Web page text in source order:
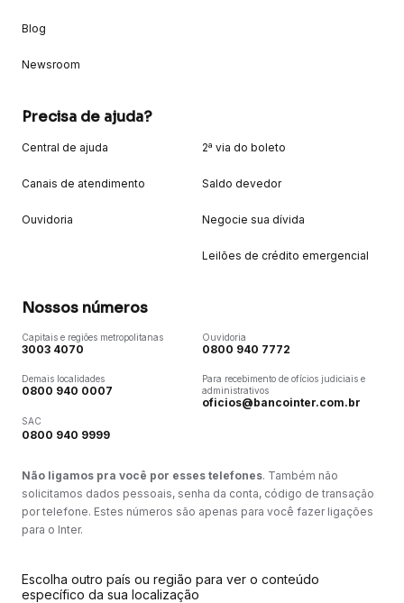
Blog
Newsroom
Precisa de ajuda?
Central de ajuda
Canais de atendimento
Ouvidoria
2ª via do boleto
Saldo devedor
Negocie sua dívida
Leilões de crédito emergencial
Nossos números
Capitais e regiões metropolitanas
3003 4070
Demais localidades
0800 940 0007
SAC
0800 940 9999
Ouvidoria
0800 940 7772
Para recebimento de ofícios judiciais e
administrativos
oficios@bancointer.com.br
Não ligamos pra você por esses telefones. Também não
solicitamos dados pessoais, senha da conta, código de transação
por telefone. Estes números são apenas para você fazer ligações
para o Inter.
Escolha outro país ou região para ver o conteúdo
específico da sua localização